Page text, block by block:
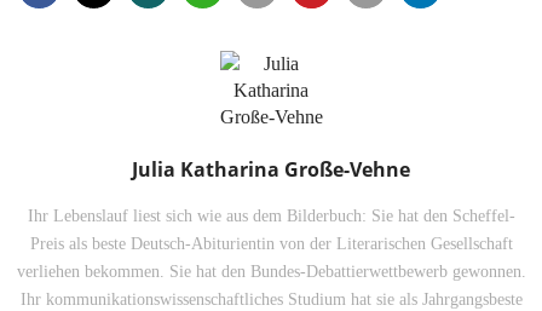
Julia Katharina Große-Vehne
Ihr Lebenslauf liest sich wie aus dem Bilderbuch: Sie hat den Scheffel-
Preis als beste Deutsch-Abiturientin von der Literarischen Gesellschaft
verliehen bekommen. Sie hat den Bundes-Debattierwettbewerb gewonnen.
Ihr kommunikationswissenschaftliches Studium hat sie als Jahrgangsbeste